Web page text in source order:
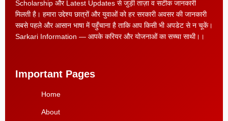
Scholarship और Latest Updates से जुड़ी ताज़ा व सटीक जानकारी
मिलती है। हमारा उद्देश्य छात्रों और युवाओं को हर सरकारी अवसर की जानकारी
सबसे पहले और आसान भाषा में पहुँचाना है ताकि आप किसी भी अपडेट से न चूकें।
Sarkari Information — आपके करियर और योजनाओं का सच्चा साथी।।
Important Pages
Home
About